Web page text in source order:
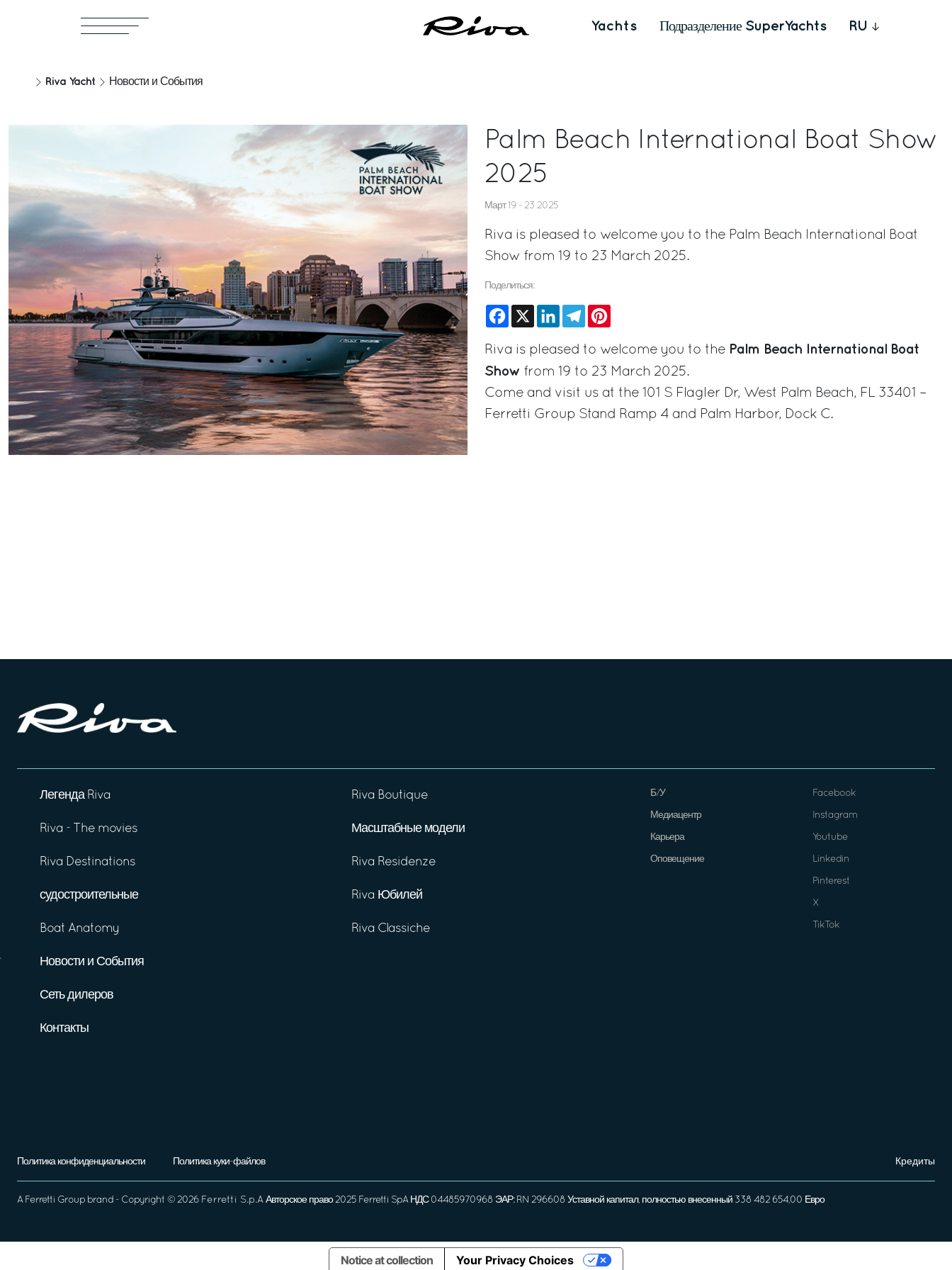
Yachts Подразделение SuperYachts RU
Riva Yacht Новости и События
Palm Beach International Boat Show
2025
Март 19 - 23 2025
Riva is pleased to welcome you to the Palm Beach International Boat
Show from 19 to 23 March 2025.
Поделиться:
Facebook
X LinkedInTelegram
Riva is pleased to welcome you to the Palm Beach International Boat
Show from 19 to 23 March 2025.
Come and visit us at the 101 S Flagler Dr, West Palm Beach, FL 33401 –
Ferretti Group Stand Ramp 4 and Palm Harbor, Dock C.
Легенда Riva
Riva - The movies
Riva Destinations
судостроительные
Boat Anatomy
Новости и События
Сеть дилеров
Контакты
Riva Boutique
Масштабные модели
Riva Residenze
Riva Юбилей
Riva Classiche
Б/У
Медиацентр
Карьера
Оповещение
Facebook
Instagram
Youtube
Linkedin
Pinterest
X
TikTok
Политика конфиденциальности Политика куки-файлов Кредиты
A Ferretti Group brand - Copyright © 2026 Ferretti S.p.A Авторское право 2025 Ferretti SpA НДС 04485970968 ЭАР: RN 296608 Уставной капитал, полностью внесенный 338 482 654,00 Евро
Notice at collection Your Privacy Choices